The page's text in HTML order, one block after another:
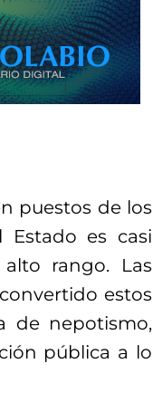
puestos de los
es casi
rango. Las
estos
de nepotismo,
pública a lo